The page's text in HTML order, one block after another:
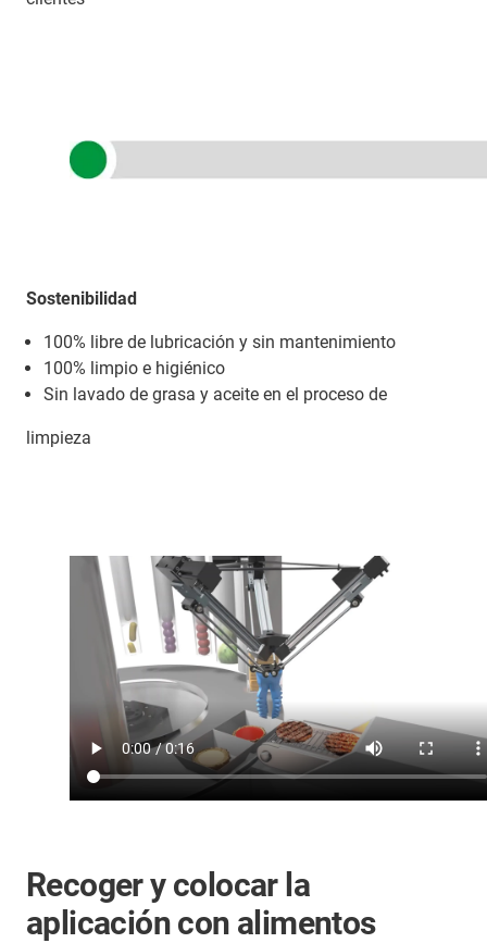
Sostenibilidad
100% libre de lubricación y sin mantenimiento
100% limpio e higiénico
Sin lavado de grasa y aceite en el proceso de
limpieza
Recoger y colocar la
aplicación con alimentos